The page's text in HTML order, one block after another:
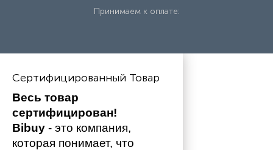
Принимаем к оплате:
Сертифицированный Товар
Весь товар
сертифицирован!
Bibuy - это компания,
которая понимает, что